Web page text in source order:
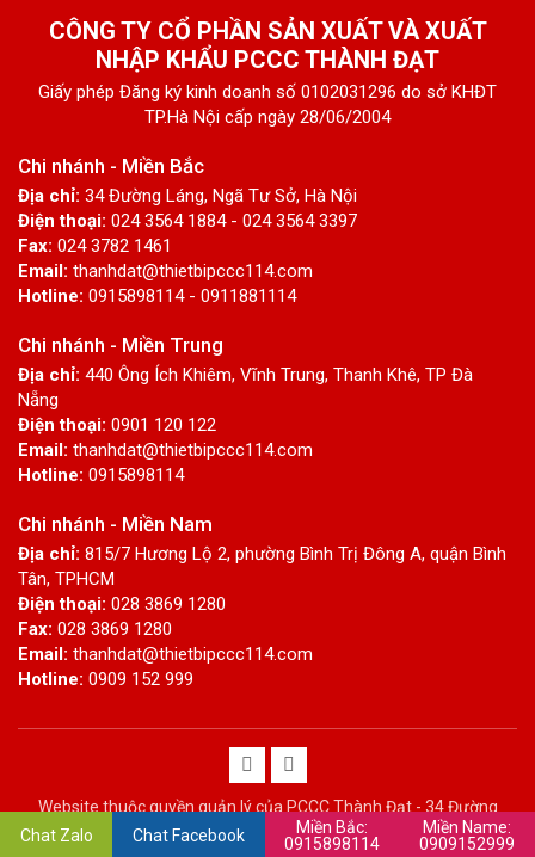
CÔNG TY CỔ PHẦN SẢN XUẤT VÀ XUẤT
NHẬP KHẨU PCCC THÀNH ĐẠT
Giấy phép Đăng ký kinh doanh số 0102031296 do sở KHĐT
TP.Hà Nội cấp ngày 28/06/2004
Chi nhánh - Miền Bắc
Địa chỉ: 34 Đường Láng, Ngã Tư Sở, Hà Nội
Điện thoại: 024 3564 1884 - 024 3564 3397
Fax: 024 3782 1461
Email: thanhdat@thietbipccc114.com
Hotline: 0915898114 - 0911881114
Chi nhánh - Miền Trung
Địa chỉ: 440 Ông Ích Khiêm, Vĩnh Trung, Thanh Khê, TP Đà
Nẵng
Điện thoại: 0901 120 122
Email: thanhdat@thietbipccc114.com
Hotline: 0915898114
Chi nhánh - Miền Nam
Địa chỉ: 815/7 Hương Lộ 2, phường Bình Trị Đông A, quận Bình
Tân, TPHCM
Điện thoại: 028 3869 1280
Fax: 028 3869 1280
Email: thanhdat@thietbipccc114.com
Hotline: 0909 152 999
Website thuộc quyền quản lý của PCCC Thành Đạt - 34 Đường
Chat Zalo Chat Facebook
Miền Bắc:
0915898114
Miền Name:
0909152999